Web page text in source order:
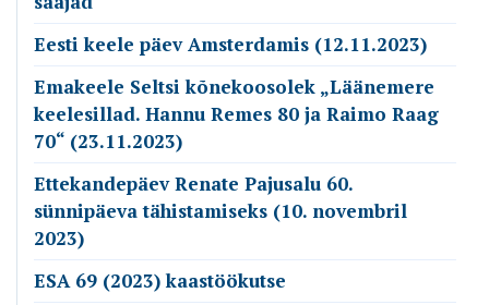
Eesti keele päev Amsterdamis (12.11.2023)
Emakeele Seltsi kõnekoosolek „Läänemere
keelesillad. Hannu Remes 80 ja Raimo Raag
70“ (23.11.2023)
Ettekandepäev Renate Pajusalu 60.
sünnipäeva tähistamiseks (10. novembril
2023)
ESA 69 (2023) kaastöökutse